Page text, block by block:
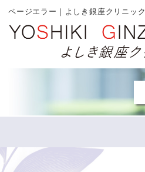
ページエラー｜よしき銀座クリニック